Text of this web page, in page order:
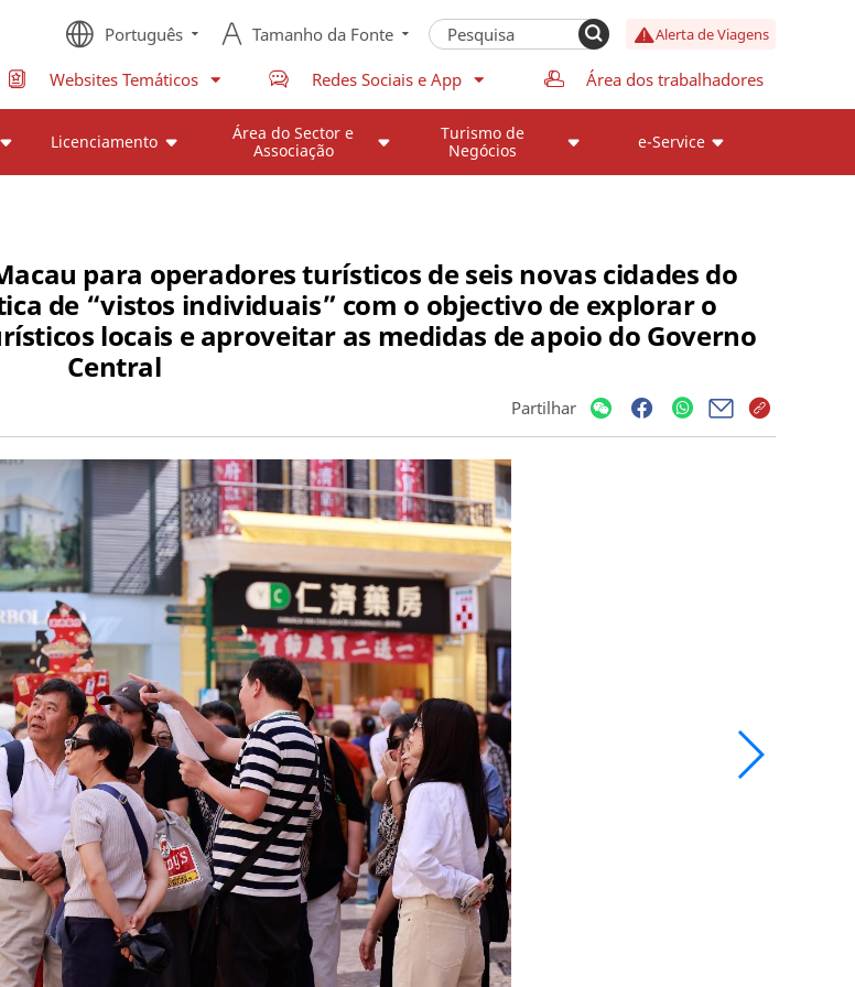
Português Tamanho da Fonte Alerta de Viagens
Websites Temáticos Redes Sociais e App Área dos trabalhadores
Licenciamento
Área do Sector e
Associação
Turismo de
Negócios
e-Service
para operadores turísticos de seis novas cidades do
de “vistos individuais” com o objectivo de explorar o
locais e aproveitar as medidas de apoio do Governo
Central
Partilhar